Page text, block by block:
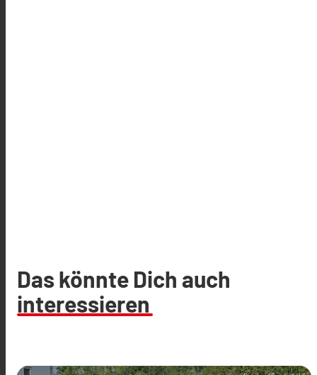
Das könnte Dich auch
interessieren